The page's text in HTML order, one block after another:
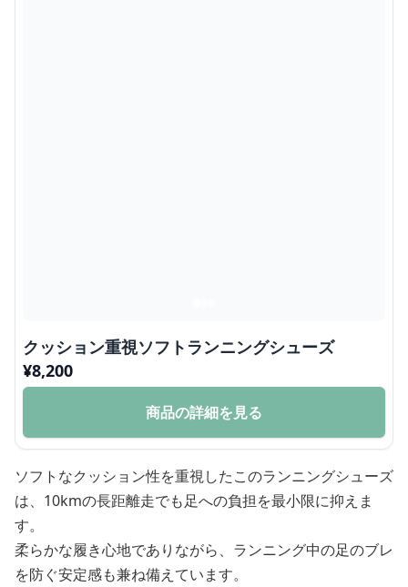
クッション重視ソフトランニングシューズ
¥8,200
商品の詳細を見る
ソフトなクッション性を重視したこのランニングシューズ
は、10kmの長距離走でも足への負担を最小限に抑えま
す。
柔らかな履き心地でありながら、ランニング中の足のブレ
を防ぐ安定感も兼ね備えています。